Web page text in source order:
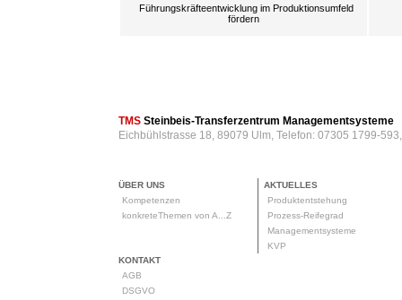
Führungskräfteentwicklung im Produktionsumfeld
fördern
TMS Steinbeis-Transferzentrum Managementsysteme
Eichbühlstrasse 18, 89079 Ulm, Telefon: 07305 1799-
ÜBER UNS
Kompetenzen
konkreteThemen von A...Z
AKTUELLES
Produktentstehung
Prozess-Reifegrad
Managementsysteme
KVP
KONTAKT
AGB
DSGVO